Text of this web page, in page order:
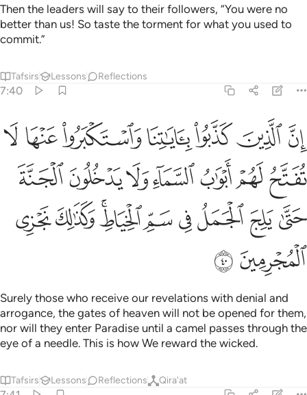
Then the leaders will say to their followers, “You were no
better than us! So taste the torment for what you used to
commit.”
Tafsirs Lessons Reflections
7:40
ان الذين كذبوا باياتنا واستكبروا عنها لا تفتح لهم ابواب السماء
إِنَّ ٱلَّذِينَ كَذَّبُوا۟ بِـَٔايَـٰتِنَا وَٱسْتَكْبَرُوا۟ عَنْهَا لَا تُفَتَّحُ
ﱼﱽﱾﱿﲀﲁﲂ
ﲃﲄﲅﲆﲇﲈﲉ
ﲊﲋﲌﲍﲎﲏﲐﲑﲒ
ﲓﲔ
Surely those who receive our revelations with denial and
arrogance, the gates of heaven will not be opened for them,
nor will they enter Paradise until a camel passes through the
eye of a needle. This is how We reward the wicked.
Tafsirs Lessons Reflections Qira'at